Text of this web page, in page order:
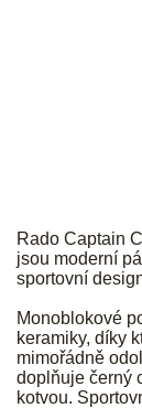
Rado Captain
jsou moderní
sportovní
Monoblokové
keramiky, díky
mimořádně
doplňuje černý
kotvou.